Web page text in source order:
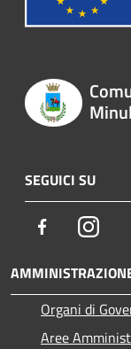
SEGUICI SU
Facebook
Organi di
Aree